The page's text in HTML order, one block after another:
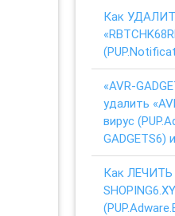
Как
«AVR-
удалить
вирус
GADGETS6)
Как ЛЕЧИТЬ